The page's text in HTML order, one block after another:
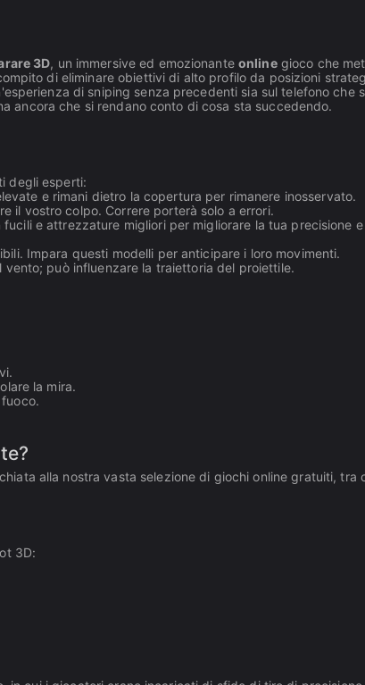
3D, un immersive ed emozionante onlinegioco che
di eliminare obiettivi di alto profilo da posizioni
di sniping senza precedenti sia sul telefono che
ancora che si rendano conto di cosa sta succedendo.
degli esperti:
e rimani dietro la copertura per rimanere inosservato.
il vostro colpo. Correre porterà solo a errori.
e attrezzature migliori per migliorare la tua precisione e
Impara questi modelli per anticipare i loro movimenti.
può influenzare la traiettoria del proiettile.
la mira.
alla nostra vasta selezione di giochi online gratuiti, tra
3D: